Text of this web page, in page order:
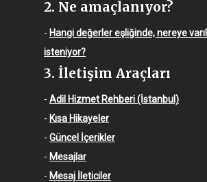
2. Ne amaçlanıyor?
- Hangi değerler eşliğinde, nereye
isteniyor?
3. İletişim Araçları
- Adil Hizmet Rehberi (İstanbul)
- Kısa Hikayeler
- Güncel İçerikler
- Mesajlar
- Mesaj İleticiler